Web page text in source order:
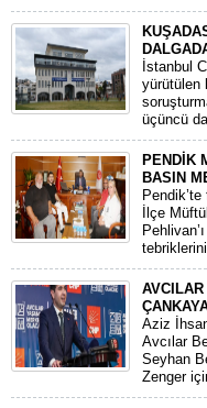
​İstanbul
yürütülen
üçüncü
PENDİK
BASIN
İlçe
​Aziz
Avcılar
Seyhan
Zenger